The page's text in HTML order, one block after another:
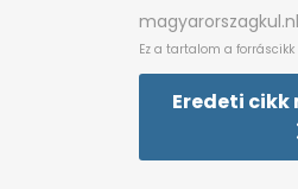
Eredeti